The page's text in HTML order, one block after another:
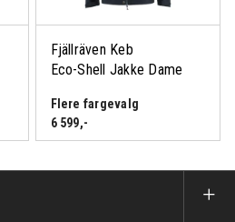
for å se medlemspris
Fjällräven Keb
Eco-Shell Jakke Dame
Flere fargevalg
6 599,-